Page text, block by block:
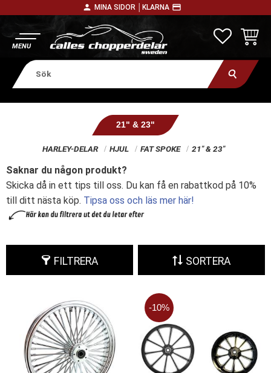
person MINA SIDOR │ KLARNA payment
21" & 23"
HARLEY-DELAR HJUL FAT SPOKE 21" & 23"
Saknar du någon produkt?
Skicka då in ett tips till oss. Du kan få en rabattkod på 10%
till ditt nästa köp. Tipsa oss och läs mer här!
FILTRERA SORTERA
10%